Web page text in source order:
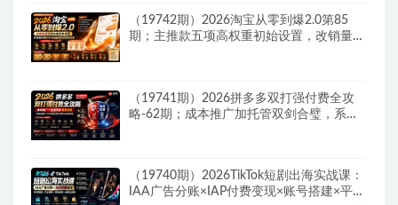
（19742期）2026淘宝从零到爆2.0第85
期；主推款五项高权重初始设置，改销量评
（19741期）2026拼多多双打强付费全攻
略-62期；成本推广加托管双剑合璧，系统
（19740期）2026TikTok短剧出海实战课：
IAA广告分账×IAP付费变现×账号搭建×平台